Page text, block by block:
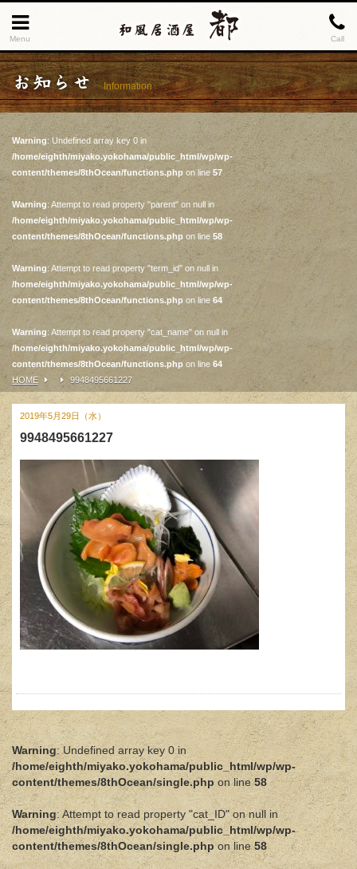
Menu Call
お知らせ Information
Warning: Undefined array key 0 in
/home/eighth/miyako.yokohama/public_html/wp/wp-
content/themes/8thOcean/functions.phpon line57
Warning: Attempt to read property "parent" on null in
/home/eighth/miyako.yokohama/public_html/wp/wp-
content/themes/8thOcean/functions.php on line 58
Warning: Attempt to read property "term_id" on null in
/home/eighth/miyako.yokohama/public_html/wp/wp-
content/themes/8thOcean/functions.php on line 64
Warning: Attempt to read property "cat_name" on null in
/home/eighth/miyako.yokohama/public_html/wp/wp-
content/themes/8thOcean/functions.php on line 64
HOME
9948495661227
2019年5月29日（水）
9948495661227
Warning: Undefined array key 0 in
/home/eighth/miyako.yokohama/public_html/wp/wp-
content/themes/8thOcean/single.phpon line58
Warning: Attempt to read property "cat_ID" on null in
/home/eighth/miyako.yokohama/public_html/wp/wp-
content/themes/8thOcean/single.php on line58